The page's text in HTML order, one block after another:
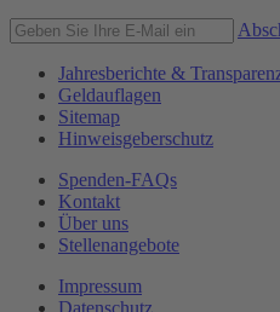
Jahresberichte &
Geldauflagen
Sitemap
Hinweisgeberschutz
Spenden-FAQs
Kontakt
Über uns
Stellenangebote
Impressum
Datenschutz